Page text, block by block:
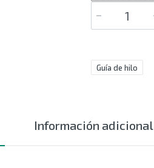
CANTIDAD
Guía de hilo
Información adicional